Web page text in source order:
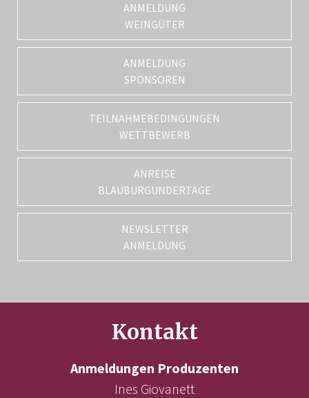
ANMELDUNG
WEINGÜTER
ANMELDUNG
SPONSOREN
TEILNAHMEBEDINGUNGEN
WETTBEWERB
ANREISE
BLAUBURGUNDERTAGE
NEWSLETTER
ANMELDUNG
Kontakt
Anmeldungen Produzenten
Ines Giovanett